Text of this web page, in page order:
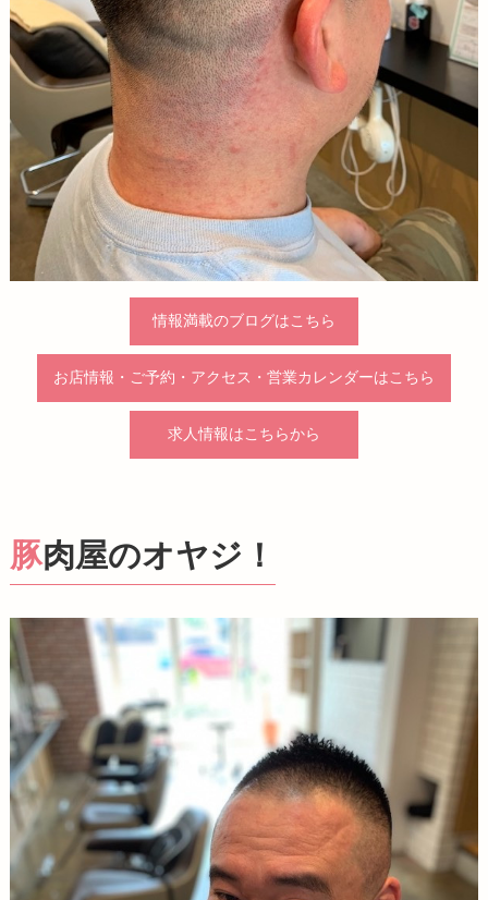
情報満載のブログはこちら
お店情報・ご予約・アクセス・営業カレンダーはこちら
求人情報はこちらから
豚肉屋のオヤジ！